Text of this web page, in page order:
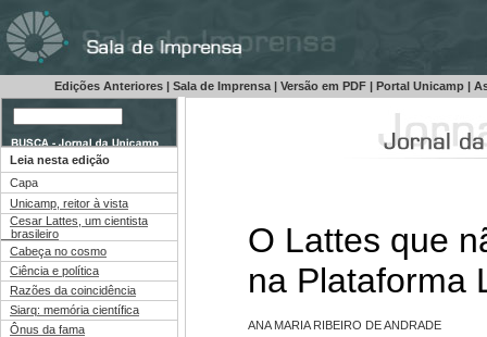
Edições Anteriores | Sala de Imprensa | Versão em PDF | Portal Unicamp |
Leia nesta edição
Capa
Unicamp, reitor à vista
Cesar Lattes, um cientista
brasileiro
Cabeça no cosmo
Ciência e política
Razões da coincidência
Siarq: memória científica
Ônus da fama
O Lattes que
na Plataforma
ANA MARIA RIBEIRO DE ANDRADE